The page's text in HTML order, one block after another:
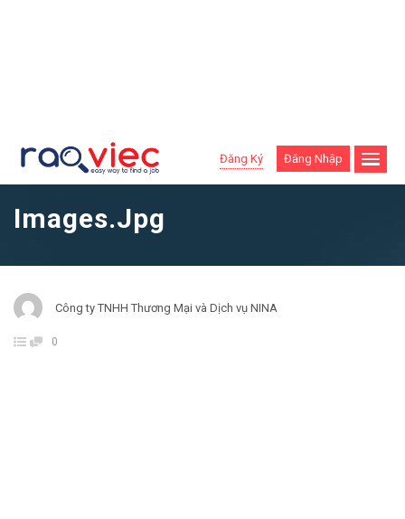
Đăng Ký Đăng Nhập
Images.jpg
Công ty TNHH Thương Mại và Dịch vụ NINA
0